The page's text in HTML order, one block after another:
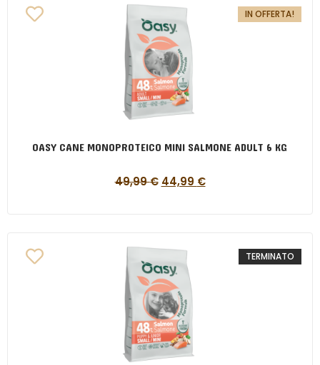
IN OFFERTA!
OASY CANE MONOPROTEICO MINI SALMONE ADULT 6 KG
49,99€ 44,99 €
TERMINATO